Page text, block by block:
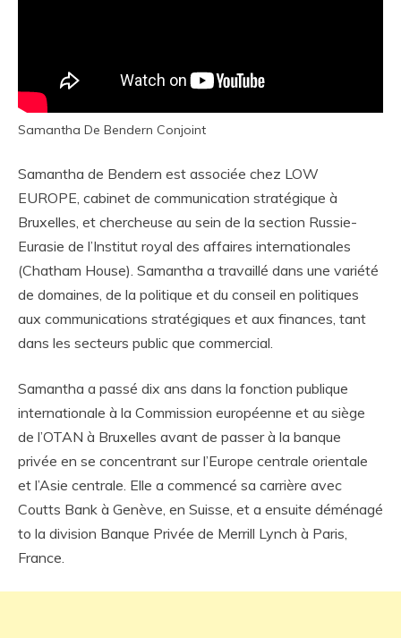
Samantha De Bendern Conjoint
Samantha de Bendern est associée chez LOW
EUROPE, cabinet de communication stratégique à
Bruxelles, et chercheuse au sein de la section Russie-
Eurasie de l’Institut royal des affaires internationales
(Chatham House). Samantha a travaillé dans une variété
de domaines, de la politique et du conseil en politiques
aux communications stratégiques et aux finances, tant
dans les secteurs public que commercial.
Samantha a passé dix ans dans la fonction publique
internationale à la Commission européenne et au siège
de l’OTAN à Bruxelles avant de passer à la banque
privée en se concentrant sur l’Europe centrale orientale
et l’Asie centrale. Elle a commencé sa carrière avec
Coutts Bank à Genève, en Suisse, et a ensuite déménagé
to la division Banque Privée de Merrill Lynch à Paris,
France.